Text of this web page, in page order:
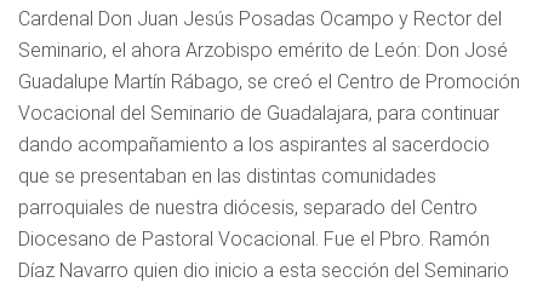
Cardenal Don Juan Jesús Posadas Ocampo y Rector del
Seminario, el ahora Arzobispo emérito de León: Don José
Guadalupe Martín Rábago, se creó el Centro de Promoción
Vocacional del Seminario de Guadalajara, para continuar
dando acompañamiento a los aspirantes al sacerdocio
que se presentaban en las distintas comunidades
parroquiales de nuestra diócesis, separado del Centro
Diocesano de Pastoral Vocacional. Fue el Pbro. Ramón
Díaz Navarro quien dio inicio a esta sección del Seminario